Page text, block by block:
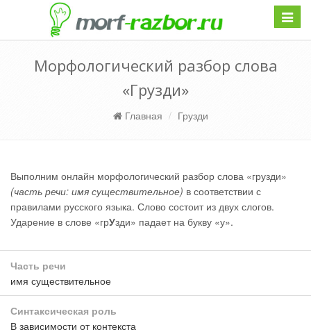
Морфологический разбор слова
«Грузди»
Главная Грузди
Выполним онлайн морфологический разбор слова «грузди»
(часть речи: имя существительное) в соответствии с
правилами русского языка. Слово состоит из двух слогов.
Ударение в слове «грУзди» падает на букву «у».
Часть речи
имя существительное
Синтаксическая роль
В зависимости от контекста